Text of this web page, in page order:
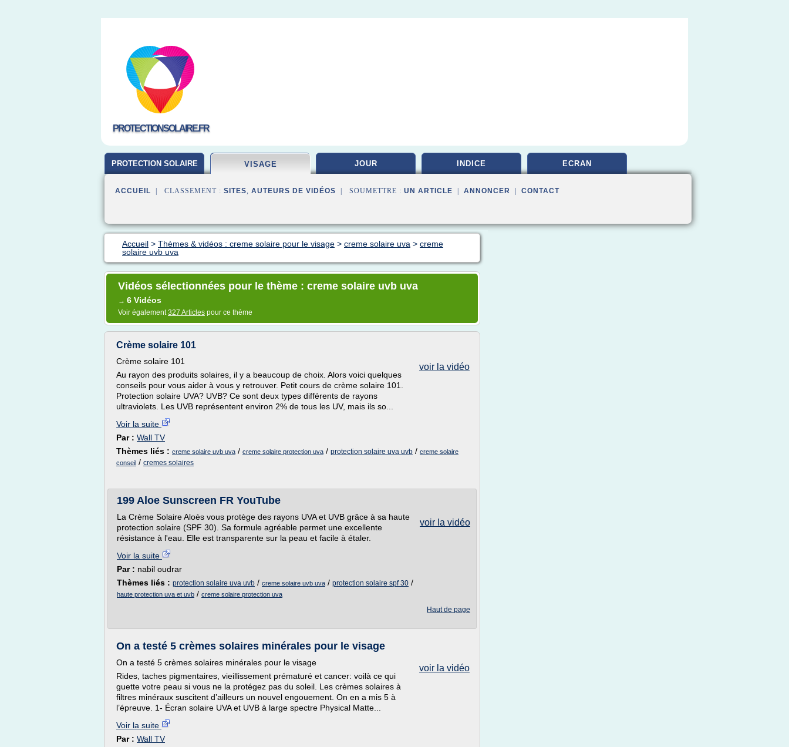
PROTECTIONSOLAIRE.FR
PROTECTION SOLAIRE VISAGE JOUR INDICE ECRAN
ACCUEIL | CLASSEMENT : SITES, AUTEURS DE VIDÉOS | SOUMETTRE : UN ARTICLE ANNONCER CONTACT
Accueil > Thèmes & vidéos : creme solaire pour le visage > creme solaire uva > creme
solaire uvb uva
Vidéos sélectionnées pour le thème : creme solaire uvb uva
→ 6 Vidéos
Voir également327 Articles pour ce thème
Crème solaire 101
voir la vidéo
Crème solaire 101
Au rayon des produits solaires, il y a beaucoup de choix. Alors voici quelques
conseils pour vous aider à vous y retrouver. Petit cours de crème solaire 101.
Protection solaire UVA? UVB? Ce sont deux types différents de rayons
ultraviolets. Les UVB représentent environ 2% de tous les UV, mais ils so...
Voir la suite
Par : Wall TV
Thèmes liés : creme solaire uvb uva / creme solaire protection uva / protection solaire uva uvb / creme solaire
conseil / cremes solaires
199 Aloe Sunscreen FR YouTube
voir la vidéo
La Crème Solaire Aloès vous protège des rayons UVA et UVB grâce à sa haute
protection solaire (SPF 30). Sa formule agréable permet une excellente
résistance à l'eau. Elle est transparente sur la peau et facile à étaler.
Voir la suite
Par : nabil oudrar
Thèmes liés : protection solaire uva uvb / creme solaire uvb uva / protection solaire spf 30 /
haute protection uva et uvb / creme solaire protection uva
Haut de page
On a testé 5 crèmes solaires minérales pour le visage
voir la vidéo
On a testé 5 crèmes solaires minérales pour le visage
Rides, taches pigmentaires, vieillissement prématuré et cancer: voilà ce qui
guette votre peau si vous ne la protégez pas du soleil. Les crèmes solaires à
filtres minéraux suscitent d’ailleurs un nouvel engouement. On en a mis 5 à
l’épreuve. 1- Écran solaire UVA et UVB à large spectre Physical Matte...
Voir la suite
Par : Wall TV